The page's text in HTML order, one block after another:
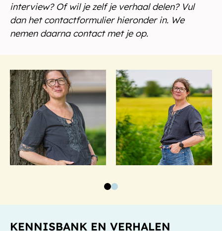
interview? Of wil je zelf je verhaal delen? Vul
dan het contactformulier hieronder in. We
nemen daarna contact met je op.
KENNISBANK EN VERHALEN